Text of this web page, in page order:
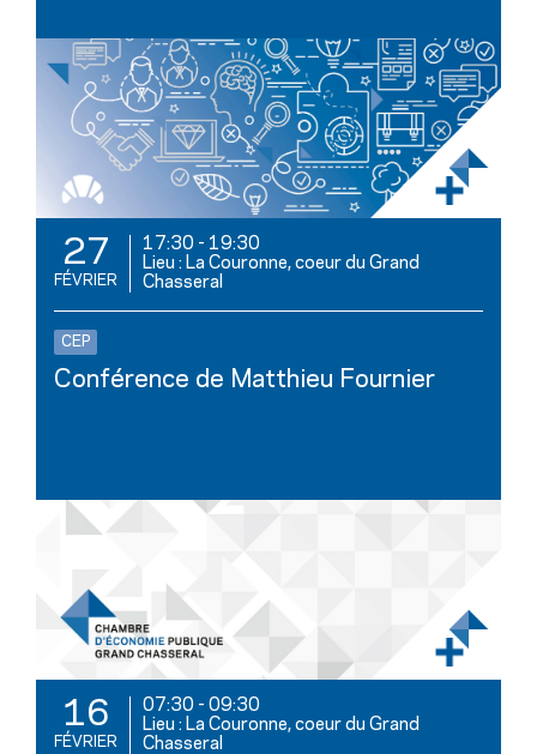
27
FÉVRIER
17:30 - 19:30
Lieu : La Couronne, coeur du Grand
Chasseral
CEP
Conférence de Matthieu Fournier
16
FÉVRIER
07:30 - 09:30
Lieu : La Couronne, coeur du Grand
Chasseral